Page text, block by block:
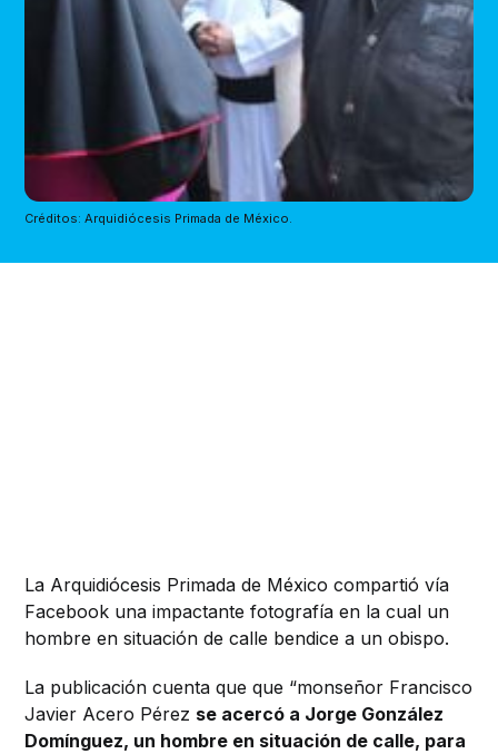
Créditos: Arquidiócesis Primada de México.
La Arquidiócesis Primada de México compartió vía
Facebook una impactante fotografía en la cual un
hombre en situación de calle bendice a un obispo.
La publicación cuenta que que “monseñor Francisco
Javier Acero Pérez se acercó a Jorge González
Domínguez, un hombre en situación de calle, para